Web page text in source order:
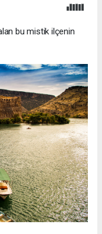
bu mistik ilçenin